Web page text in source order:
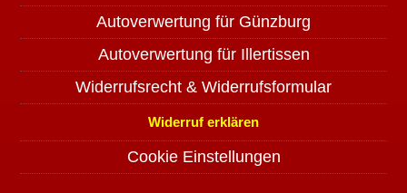
Autoverwertung für Günzburg
Autoverwertung für Illertissen
Widerrufsrecht & Widerrufsformular
Widerruf erklären
Cookie Einstellungen